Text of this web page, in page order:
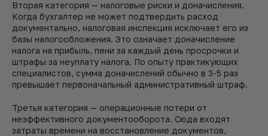
Вторая категория — налоговые риски и доначисления.
Когда бухгалтер не может подтвердить расход
документально, налоговая инспекция исключает его из
базы налогообложения. Это означает доначисление
налога на прибыль, пени за каждый день просрочки и
штрафы за неуплату налога. По опыту практикующих
специалистов, сумма доначислений обычно в 3-5 раз
превышает первоначальный административный штраф.
Третья категория — операционные потери от
неэффективного документооборота. Сюда входят
затраты времени на восстановление документов,